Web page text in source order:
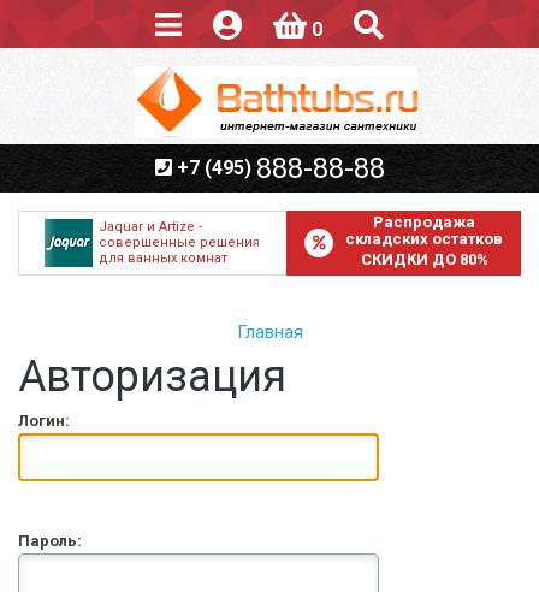
0
+7 (495) 888-88-88
Распродажа
складских остатков
СКИДКИ ДО 80%
Jaquar и Artize -
совершенные решения
для ванных комнат
Главная
Авторизация
Логин:
Пароль: